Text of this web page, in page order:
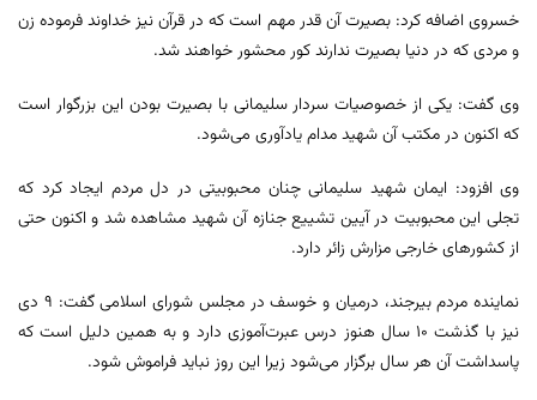
خسروی اضافه کرد: بصیرت آن قدر مهم است که در قرآن نیز خداوند فرموده زن
و مردی که در دنیا بصیرت ندارند کور محشور خواهند شد.
وی گفت: یکی از خصوصیات سردار سلیمانی با بصیرت بودن این بزرگوار است
که اکنون در مکتب آن شهید مدام یادآوری می‌شود.
وی افزود: ایمان شهید سلیمانی چنان محبوبیتی در دل مردم ایجاد کرد که
تجلی این محبوبیت در آیین تشییع جنازه آن شهید مشاهده شد و اکنون حتی
از کشورهای خارجی مزارش زائر دارد.
نماینده مردم بیرجند، درمیان و خوسف در مجلس شورای اسلامی گفت: ۹ دی
نیز با گذشت ۱۰ سال هنوز درس عبرت‌آموزی دارد و به همین دلیل است که
پاسداشت آن هر سال برگزار می‌شود زیرا این روز نباید فراموش شود.